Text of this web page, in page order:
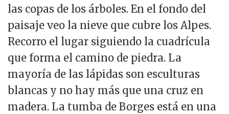
las copas de los árboles. En el fondo del
paisaje veo la nieve que cubre los Alpes.
Recorro el lugar siguiendo la cuadrícula
que forma el camino de piedra. La
mayoría de las lápidas son esculturas
blancas y no hay más que una cruz en
madera. La tumba de Borges está en una